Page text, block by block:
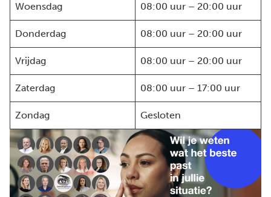
Woensdag 08:00 uur – 20:00 uur
Donderdag 08:00 uur – 20:00 uur
Vrijdag 08:00 uur – 20:00 uur
Zaterdag 08:00 uur – 17:00 uur
Zondag Gesloten